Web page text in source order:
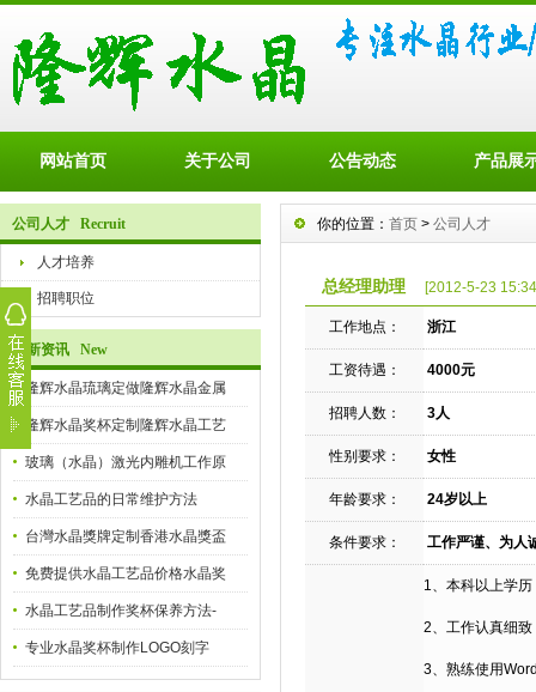
网站首页 关于公司 公告动态 产品展
公司人才 Recruit
人才培养
招聘职位
最新资讯 New
隆辉水晶琉璃定做隆辉水晶金属
隆辉水晶奖杯定制隆辉水晶工艺
玻璃（水晶）激光内雕机工作原
水晶工艺品的日常维护方法
台灣水晶獎牌定制香港水晶獎盃
免费提供水晶工艺品价格水晶奖
水晶工艺品制作奖杯保养方法-
专业水晶奖杯制作LOGO刻字
你的位置： 首页 > 公司人才
总经理助理 [2012-5-23
工作地点： 浙江
工资待遇： 4000元
招聘人数： 3人
性别要求： 女性
年龄要求： 24岁以上
条件要求： 工作严谨、为人
1、本科以上学
2、工作认真细
3、熟练使用